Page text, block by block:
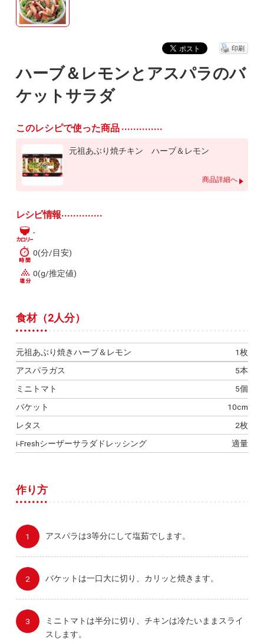
ハーブ＆レモンとアスパラのバ
ケットサラダ
印刷
このレシピで使った商品
元祖あぶり焼チキン ハーブ＆レモン
商品詳細へ
レシピ情報
-
0(分/目安)
0(g/推定値)
食材（2人分）
元祖あぶり焼きハーブ＆レモン
1枚
アスパラガス
5本
ミニトマト
5個
バケット
10cm
レタス
2枚
i-Freshシーザーサラダドレッシング
適量
作り方
アスパラは3等分にして塩茹でします。
バケットは一口大に切り、カリッと焼きます。
ミニトマトは半分に切り、チキンは冷たいままスライ
スします。